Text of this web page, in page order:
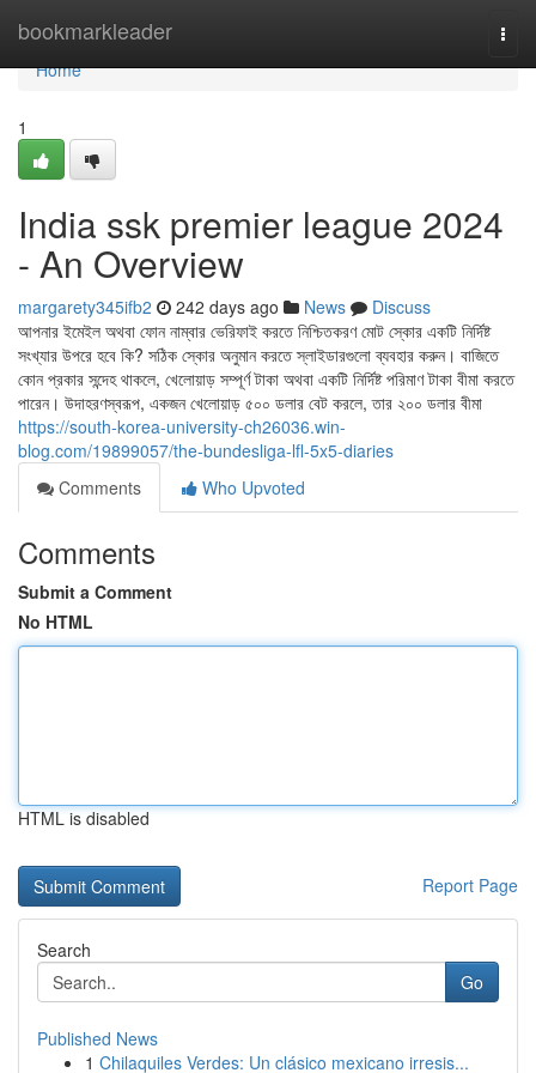
bookmarkleader
Home
Home
1
India ssk premier league 2024
- An Overview
margarety345ifb2 242 days ago News
Discuss
আপনার ইমেইল অথবা ফোন নাম্বার ভেরিফাই করতে নিশ্চিতকরণ মোট স্কোর একটি নির্দিষ্ট
সংখ্যার উপরে হবে কি? সঠিক স্কোর অনুমান করতে স্লাইডারগুলো ব্যবহার করুন। বাজিতে
কোন প্রকার সন্দেহ থাকলে, খেলোয়াড় সম্পূর্ণ টাকা অথবা একটি নির্দিষ্ট পরিমাণ টাকা বীমা করতে
পারেন। উদাহরণস্বরূপ, একজন খেলোয়াড় ৫০০ ডলার বেট করলে, তার ২০০ ডলার বীমা
https://south-korea-university-ch26036.win-
blog.com/19899057/the-bundesliga-lfl-5x5-diaries
Comments
Who Upvoted
Comments
Submit a Comment
No HTML
HTML is disabled
Report Page
Search
Go
Published News
1 Chilaquiles Verdes: Un clásico mexicano irresis...